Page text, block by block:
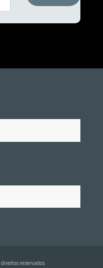
direitos reservados